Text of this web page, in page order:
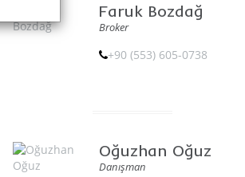
Faruk Bozdağ
Broker
+90 (553) 605-0738
Oğuzhan Oğuz
Danışman